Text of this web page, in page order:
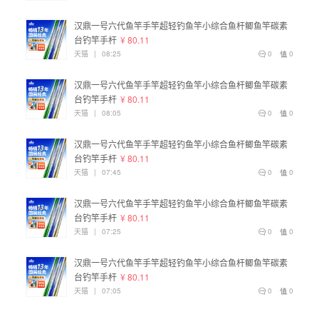
汉鼎一号六代鱼竿手竿超轻钓鱼竿小综合鱼杆鲫鱼竿碳素
台钓竿手杆 ¥ 80.11
0
0
天猫 | 08:25
汉鼎一号六代鱼竿手竿超轻钓鱼竿小综合鱼杆鲫鱼竿碳素
台钓竿手杆 ¥ 80.11
0
0
天猫 | 08:05
汉鼎一号六代鱼竿手竿超轻钓鱼竿小综合鱼杆鲫鱼竿碳素
台钓竿手杆 ¥ 80.11
0
0
天猫 | 07:45
汉鼎一号六代鱼竿手竿超轻钓鱼竿小综合鱼杆鲫鱼竿碳素
台钓竿手杆 ¥ 80.11
0
0
天猫 | 07:25
汉鼎一号六代鱼竿手竿超轻钓鱼竿小综合鱼杆鲫鱼竿碳素
台钓竿手杆 ¥ 80.11
0
0
天猫 | 07:05